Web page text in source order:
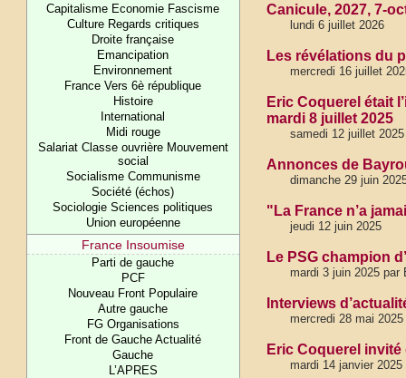
Capitalisme Economie Fascisme
Culture Regards critiques
Droite française
Emancipation
Environnement
France Vers 6è république
Histoire
International
Midi rouge
Salariat Classe ouvrière Mouvement
social
Socialisme Communisme
Société (échos)
Sociologie Sciences politiques
Union européenne
France Insoumise
Parti de gauche
PCF
Nouveau Front Populaire
Autre gauche
FG Organisations
Front de Gauche Actualité
Gauche
L’APRES
Canicule, 2027, 7-
lundi 6 juillet 2026
Les révélations du
mercredi 16 juillet
Eric Coquerel était
mardi 8 juillet 2025
samedi 12 juillet 2025
Annonces de
dimanche 29 juin
"La France n’a
jeudi 12 juin 2025
Le PSG champion
mardi 3 juin 2025 par
Interviews
mercredi 28 mai 2025
Eric Coquerel
mardi 14 janvier 2025